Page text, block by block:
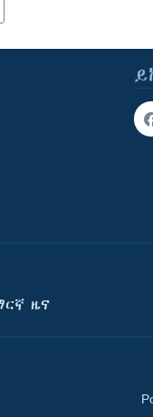
ዜና